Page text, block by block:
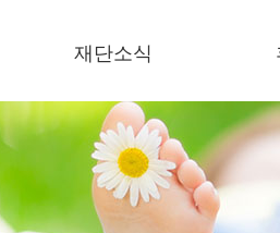
재단소식
소식란
언론보도
이사회의록 공개
한결스토리